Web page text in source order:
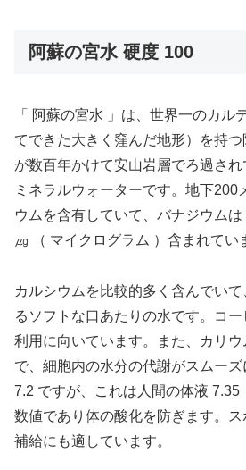
阿蘇の宮水 硬度 100
「 阿蘇の宮水 」は、世界一のカル
てできた大きく窪んだ地形）を持
が数百年かけて安山岩層でろ過さ
ミネラルウォーターです。地下200
ウムを含有していて、バナジウム
㎍ （ マイクログラム ）含まれてい
カルシウムを比較的多く含んでい
るソフトな口あたりの水です。コ
利用に向いています。また、カリ
で、細胞内の水分の代謝がスムー
7.2 ですが、これは人間の体液 7.35
数値であり体の酸化を防ぎます。
補給にも適しています。